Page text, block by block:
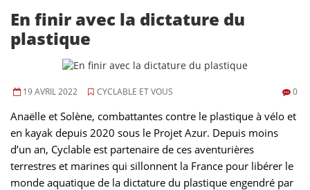
En finir avec la dictature du
plastique
19 AVRIL 2022 CYCLABLE ET VOUS 0
Anaëlle et Solène, combattantes contre le plastique à vélo et
en kayak depuis 2020 sous le Projet Azur. Depuis moins
d’un an, Cyclable est partenaire de ces aventurières
terrestres et marines qui sillonnent la France pour libérer le
monde aquatique de la dictature du plastique engendré par